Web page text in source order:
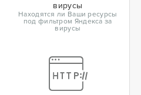
вирусы
Находятся ли Ваши ресурсы
под фильтром Яндекса за
вирусы